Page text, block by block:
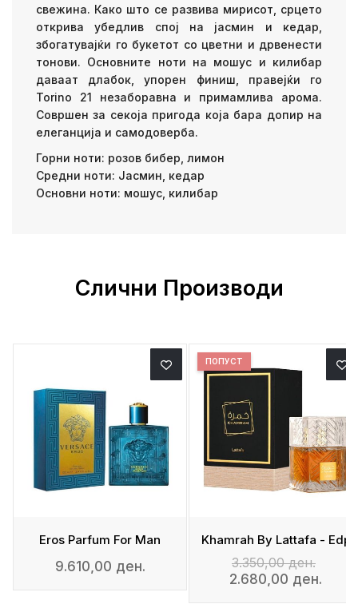
свежина. Како што се развива мирисот, срцето
открива убедлив спој на јасмин и кедар,
збогатувајќи го букетот со цветни и дрвенести
тонови. Основните ноти на мошус и килибар
даваат длабок, упорен финиш, правејќи го
Torino 21 незаборавна и примамлива арома.
Совршен за секоја пригода која бара допир на
елеганција и самодоверба.
Горни ноти: розов бибер, лимон
Средни ноти: Јасмин, кедар
Основни ноти: мошус, килибар
Слични Производи
Eros Parfum For Man
9.610,00 ден.
Khamrah By Lattafa - Edp
ПОПУСТ
3.350,00 ден.
2.680,00 ден.